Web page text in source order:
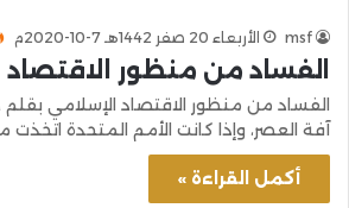
msf الأربعاء 20 صفر 1442هـ 7-10-2020م
الفساد من منظور الاقتصاد
الفساد من منظور الاقتصاد الإسلامي بقلم
آفة العصر، وإذا كانت الأمم المتحدة
أكمل القراءة »